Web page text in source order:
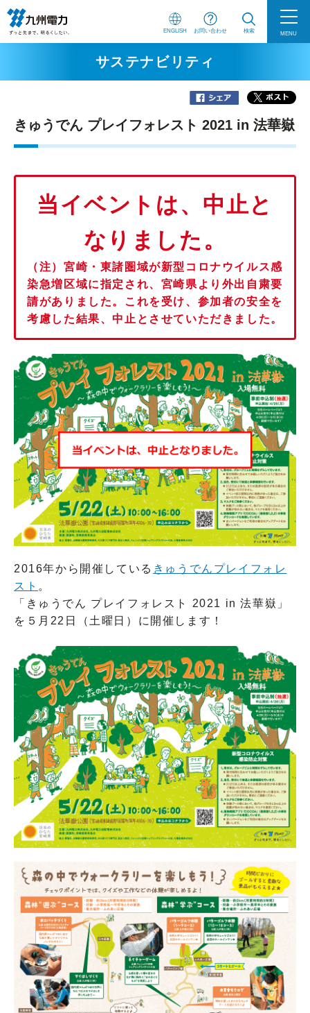
ENGLISH お問い合わせ 検索 MENU
サステナビリティ
きゅうでん プレイフォレスト 2021 in 法華嶽
当イベントは、中止と
なりました。
（注）宮崎・東諸圏域が新型コロナウイルス感
染急増区域に指定され、宮崎県より外出自粛要
請がありました。これを受け、参加者の安全を
考慮した結果、中止とさせていただきました。
2016年から開催している きゅうでんプレイフォレ
スト 。
「きゅうでん プレイフォレスト 2021 in 法華嶽」
を５月22日（土曜日）に開催します！